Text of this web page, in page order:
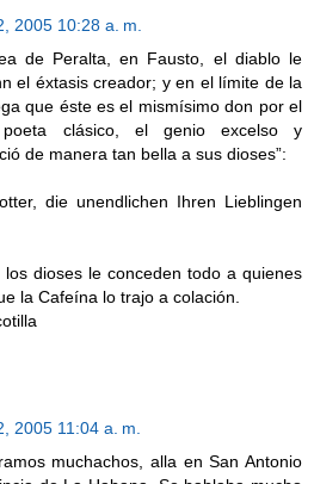
2005 10:28 a. m.
de Peralta, en Fausto, el diablo le
el éxtasis creador; y en el límite de la
que éste es el mismísimo don por el
clásico, el genio excelso y
de manera tan bella a sus dioses”:
die unendlichen Ihren Lieblingen
dioses le conceden todo a quienes
la Cafeína lo trajo a colación.
2005 11:04 a. m.
muchachos, alla en San Antonio